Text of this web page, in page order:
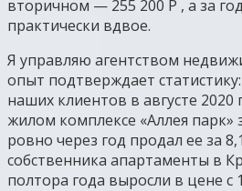
вторичном — 255 200 Р , а за
практически вдвое.
Я управляю агентством
опыт подтверждает
наших клиентов в августе 2020
жилом комплексе «Аллея парк»
ровно через год продал ее за
собственника апартаменты в
полтора года выросли в цене с